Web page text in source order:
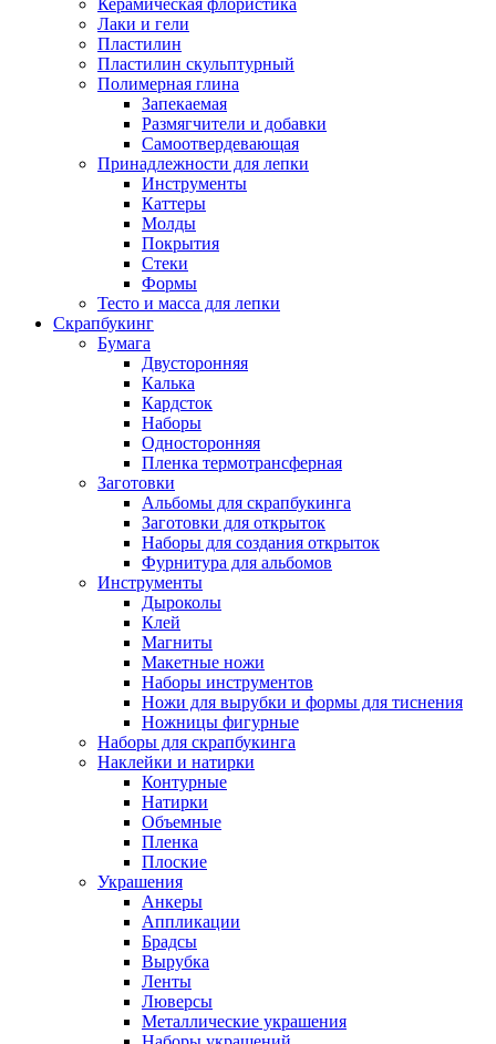
Керамическая флористика
Лаки и гели
Пластилин
Пластилин скульптурный
Полимерная глина
Запекаемая
Размягчители и добавки
Самоотвердевающая
Принадлежности для лепки
Инструменты
Каттеры
Молды
Покрытия
Стеки
Формы
Тесто и масса для лепки
Скрапбукинг
Бумага
Двусторонняя
Калька
Кардсток
Наборы
Односторонняя
Пленка термотрансферная
Заготовки
Альбомы для скрапбукинга
Заготовки для открыток
Наборы для создания открыток
Фурнитура для альбомов
Инструменты
Дыроколы
Клей
Магниты
Макетные ножи
Наборы инструментов
Ножи для вырубки и формы для тиснения
Ножницы фигурные
Наборы для скрапбукинга
Наклейки и натирки
Контурные
Натирки
Объемные
Пленка
Плоские
Украшения
Анкеры
Аппликации
Брадсы
Вырубка
Ленты
Люверсы
Металлические украшения